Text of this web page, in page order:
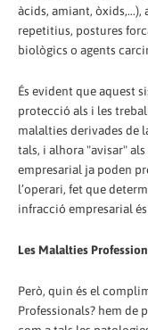
àcids, amiant,
repetitius, postures
biològics o agents
És evident que aquest
protecció als i les
malalties derivades de
tals, i alhora "avisar"
empresarial ja poden
l’operari, fet que
infracció empresarial
Les Malalties
Però, quin és el
Professionals? hem de